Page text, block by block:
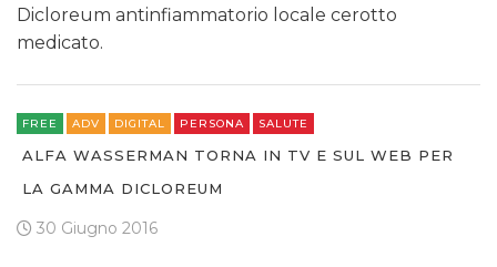
Dicloreum antinfiammatorio locale cerotto
medicato.
FREE ADV DIGITAL PERSONA SALUTE
ALFA WASSERMAN TORNA IN TV E SUL WEB PER
LA GAMMA DICLOREUM
30 Giugno 2016